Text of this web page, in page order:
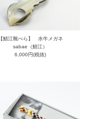
【鯖江靴べら】 水牛メガネ
sabae（鯖江）
6,000円(税抜)